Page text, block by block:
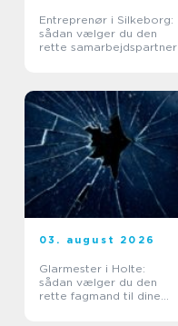
Entreprenør i Silkeborg:
sådan vælger du den
rette samarbejdspartner
03. august 2026
Glarmester i Holte:
sådan vælger du den
rette fagmand til dine